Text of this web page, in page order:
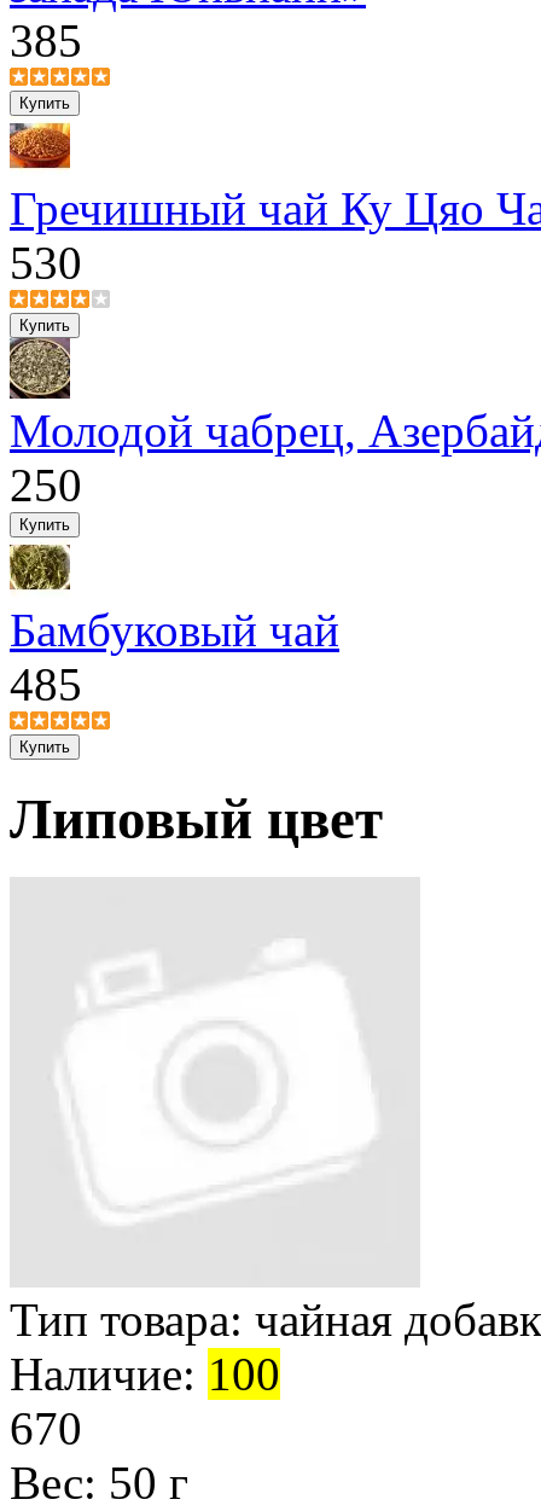
385
Гречишный чай Ку Цяо
530
Молодой чабрец,
250
Бамбуковый чай
485
Липовый цвет
Тип товара: чайная
Наличие: 100
670
Вес: 50 г